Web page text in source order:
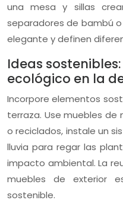
una mesa y sillas
separadores de bambú
elegante y definen
Ideas
ecológico en la
Incorpore elementos
terraza. Use muebles de
o reciclados, instale un
lluvia para regar las
impacto ambiental. La
muebles de exterior
sostenible.